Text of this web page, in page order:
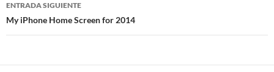
ENTRADA SIGUIENTE
My iPhone Home Screen for 2014